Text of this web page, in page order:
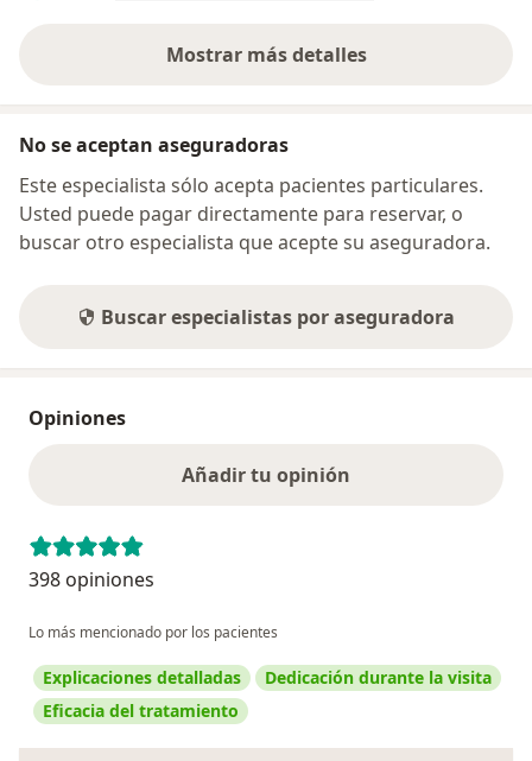
Mostrar más detalles
sobre la dirección
No se aceptan aseguradoras
Este especialista sólo acepta pacientes particulares.
Usted puede pagar directamente para reservar, o
buscar otro especialista que acepte su aseguradora.
Buscar especialistas por aseguradora
Opiniones
Añadir tu opinión
398 opiniones
Lo más mencionado por los pacientes
Explicaciones detalladas
Dedicación durante la visita
Eficacia del tratamiento